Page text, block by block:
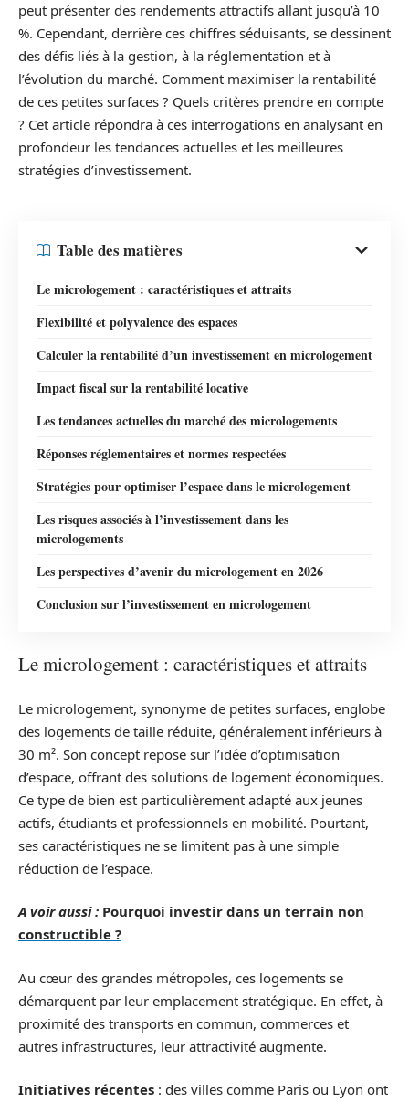
peut présenter des rendements attractifs allant jusqu’à 10
%. Cependant, derrière ces chiffres séduisants, se dessinent
des défis liés à la gestion, à la réglementation et à
l’évolution du marché. Comment maximiser la rentabilité
de ces petites surfaces ? Quels critères prendre en compte
? Cet article répondra à ces interrogations en analysant en
profondeur les tendances actuelles et les meilleures
stratégies d’investissement.
Table des matières
Le micrologement : caractéristiques et attraits
Flexibilité et polyvalence des espaces
Calculer la rentabilité d’un investissement en micrologement
Impact fiscal sur la rentabilité locative
Les tendances actuelles du marché des micrologements
Réponses réglementaires et normes respectées
Stratégies pour optimiser l’espace dans le micrologement
Les risques associés à l’investissement dans les
micrologements
Les perspectives d’avenir du micrologement en 2026
Conclusion sur l’investissement en micrologement
Le micrologement : caractéristiques et attraits
Le micrologement, synonyme de petites surfaces, englobe
des logements de taille réduite, généralement inférieurs à
30 m². Son concept repose sur l’idée d’optimisation
d’espace, offrant des solutions de logement économiques.
Ce type de bien est particulièrement adapté aux jeunes
actifs, étudiants et professionnels en mobilité. Pourtant,
ses caractéristiques ne se limitent pas à une simple
réduction de l’espace.
A voir aussi : Pourquoi investir dans un terrain non
constructible ?
Au cœur des grandes métropoles, ces logements se
démarquent par leur emplacement stratégique. En effet, à
proximité des transports en commun, commerces et
autres infrastructures, leur attractivité augmente.
Initiatives récentes : des villes comme Paris ou Lyon ont